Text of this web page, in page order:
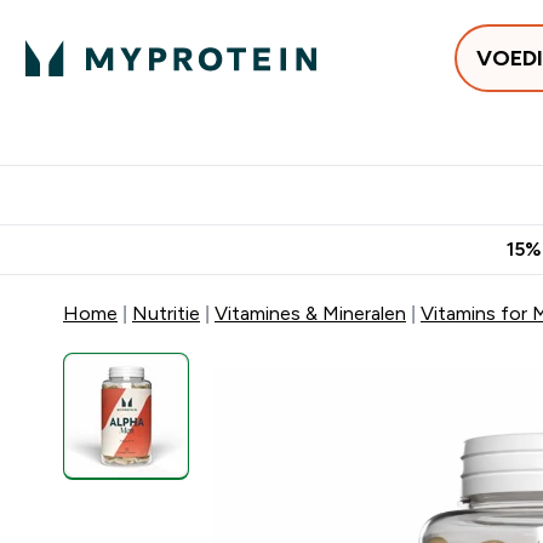
Home Nutritie Vitamines & Mineralen Vitamins for